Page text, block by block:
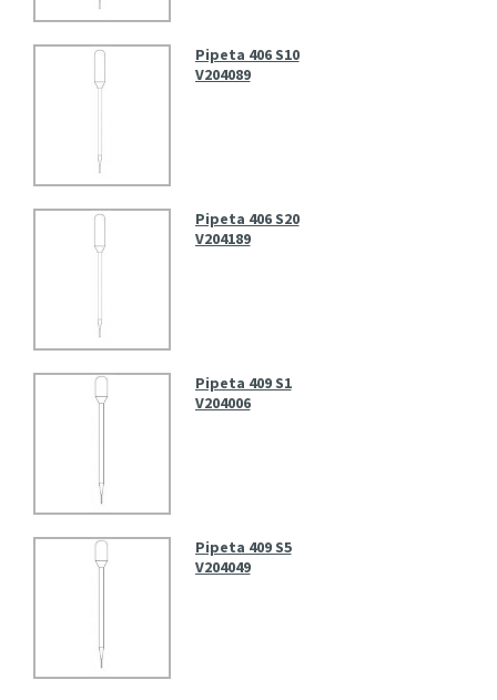
Pipeta 406 S10
V204089
Pipeta 406 S20
V204189
Pipeta 409 S1
V204006
Pipeta 409 S5
V204049